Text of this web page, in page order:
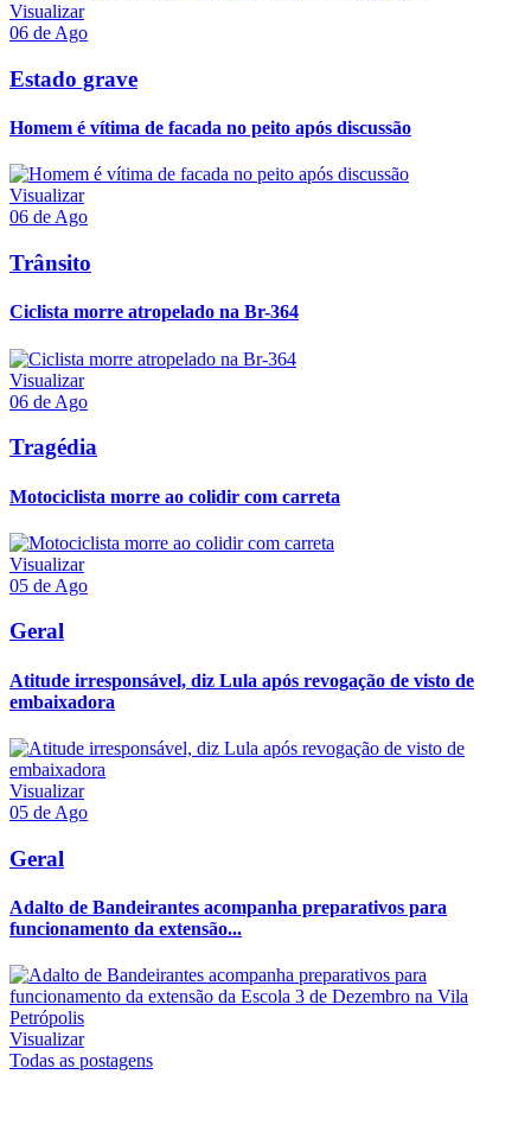
Visualizar
06 de Ago
Estado grave
Homem é vítima de facada no peito após discussão
Visualizar
06 de Ago
Trânsito
Ciclista morre atropelado na Br-364
Visualizar
06 de Ago
Tragédia
Motociclista morre ao colidir com carreta
Visualizar
05 de Ago
Geral
Atitude irresponsável, diz Lula após revogação de visto de
embaixadora
Visualizar
05 de Ago
Geral
Adalto de Bandeirantes acompanha preparativos para
funcionamento da extensão...
Visualizar
Todas as postagens